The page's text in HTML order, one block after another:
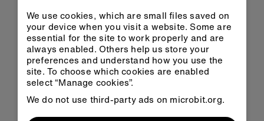
We use cookies, which are small files saved on
your device when you visit a website. Some are
essential for the site to work properly and are
always enabled. Others help us store your
preferences and understand how you use the
site. To choose which cookies are enabled
select “Manage cookies”.
We do not use third-party ads on microbit.org.